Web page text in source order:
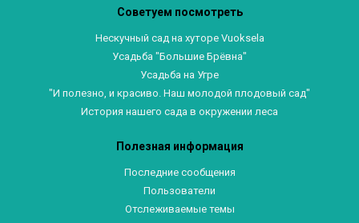
Советуем посмотреть
Нескучный сад на хуторе Vuoksela
Усадьба "Большие Брёвна"
Усадьба на Угре
"И полезно, и красиво. Наш молодой плодовый сад"
История нашего сада в окружении леса
Полезная информация
Последние сообщения
Пользователи
Отслеживаемые темы